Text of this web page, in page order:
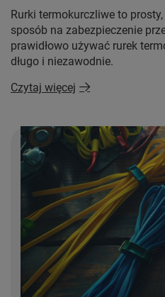
Rurki termokurczliwe to
sposób na zabezpieczenie
prawidłowo używać rurek
długo i niezawodnie.
Czytaj więcej